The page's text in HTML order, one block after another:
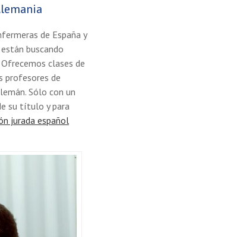
de España y
buscando
clases de
profesores de
Sólo con un
su título y para
jurada español